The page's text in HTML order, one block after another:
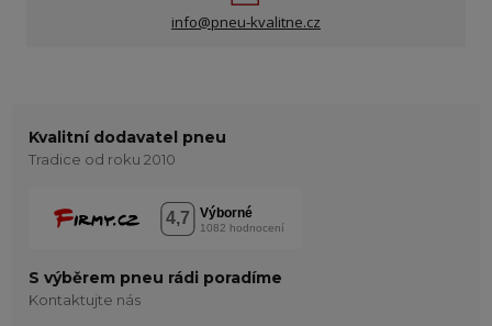
info@pneu-kvalitne.cz
Kvalitní dodavatel pneu
Tradice od roku 2010
S výběrem pneu rádi poradíme
Kontaktujte nás